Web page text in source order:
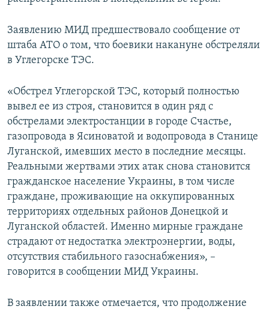
Заявлению МИД предшествовало сообщение от
штаба АТО о том, что боевики накануне обстреляли
в Углегорске ТЭС.
«Обстрел Углегорской ТЭС, который полностью
вывел ее из строя, становится в один ряд с
обстрелами электростанции в городе Счастье,
газопровода в Ясиноватой и водопровода в Станице
Луганской, имевших место в последние месяцы.
Реальными жертвами этих атак снова становится
гражданское население Украины, в том числе
граждане, проживающие на оккупированных
территориях отдельных районов Донецкой и
Луганской областей. Именно мирные граждане
страдают от недостатка электроэнергии, воды,
отсутствия стабильного газоснабжения», –
говорится в сообщении МИД Украины.
В заявлении также отмечается, что продолжение